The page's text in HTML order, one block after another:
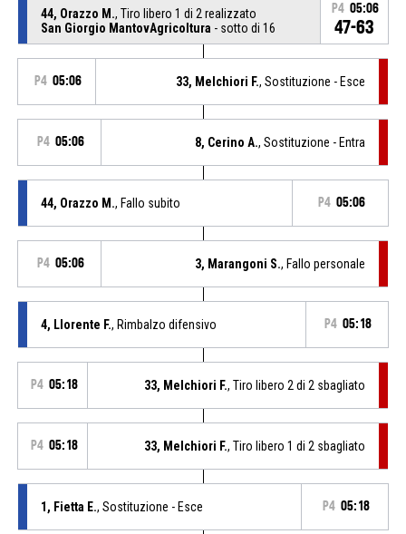
44, Orazzo M., Tiro libero 1 di 2 realizzato
San Giorgio MantovAgricoltura - sotto di 16
P4 05:06
47-63
P4 05:06 33, Melchiori F., Sostituzione - Esce
P4 05:06 8, Cerino A., Sostituzione - Entra
44, Orazzo M., Fallo subito P4 05:06
P4 05:06 3, Marangoni S., Fallo personale
4, Llorente F., Rimbalzo difensivo P4 05:18
P4 05:18 33, Melchiori F., Tiro libero 2 di 2 sbagliato
P4 05:18 33, Melchiori F., Tiro libero 1 di 2 sbagliato
1, Fietta E., Sostituzione - Esce P4 05:18